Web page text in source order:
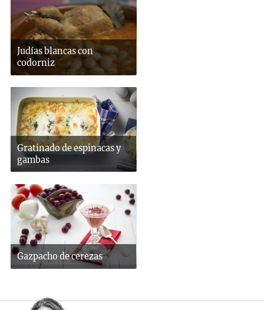
Judías blancas con
codorniz
Gratinado de espinacas y
gambas
Gazpacho de cerezas